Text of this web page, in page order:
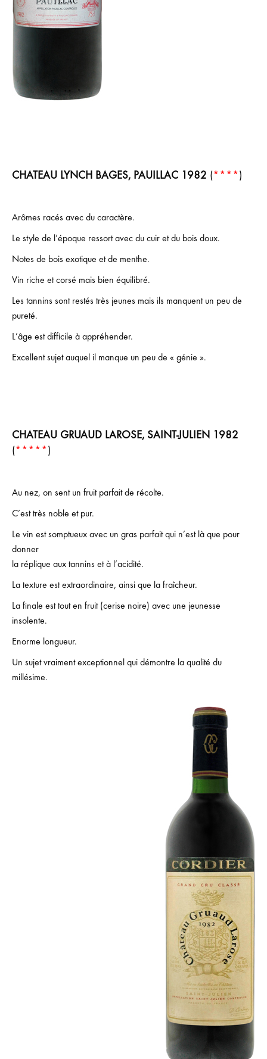
CHATEAU LYNCH BAGES, PAUILLAC 1982 (****)
Arômes racés avec du caractère.
Le style de l’époque ressort avec du cuir et du bois doux.
Notes de bois exotique et de menthe.
Vin riche et corsé mais bien équilibré.
Les tannins sont restés très jeunes mais ils manquent un peu de
pureté.
L’âge est difficile à appréhender.
Excellent sujet auquel il manque un peu de « génie ».
CHATEAU GRUAUD LAROSE, SAINT-JULIEN 1982
(*****)
Au nez, on sent un fruit parfait de récolte.
C’est très noble et pur.
Le vin est somptueux avec un gras parfait qui n’est là que pour
donner
la réplique aux tannins et à l’acidité.
La texture est extraordinaire, ainsi que la fraîcheur.
La finale est tout en fruit (cerise noire) avec une jeunesse
insolente.
Enorme longueur.
Un sujet vraiment exceptionnel qui démontre la qualité du
millésime.